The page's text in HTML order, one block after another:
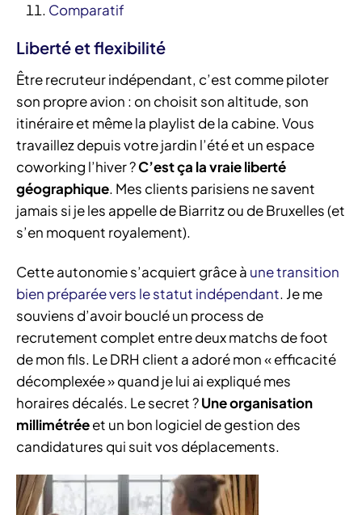
Comparatif
Liberté et flexibilité
Être recruteur indépendant, c’est comme piloter
son propre avion : on choisit son altitude, son
itinéraire et même la playlist de la cabine. Vous
travaillez depuis votre jardin l’été et un espace
coworking l’hiver ?C’est ça la vraie liberté
géographique. Mes clients parisiens ne savent
jamais si je les appelle de Biarritz ou de Bruxelles (et
s’en moquent royalement).
Cette autonomie s’acquiert grâce à une transition
bien préparée vers le statut indépendant. Je me
souviens d’avoir bouclé un process de
recrutement complet entre deux matchs de foot
de mon fils. Le DRH client a adoré mon « efficacité
décomplexée » quand je lui ai expliqué mes
horaires décalés. Le secret ?Une organisation
millimétréeet un bon logiciel de gestion des
candidatures qui suit vos déplacements.